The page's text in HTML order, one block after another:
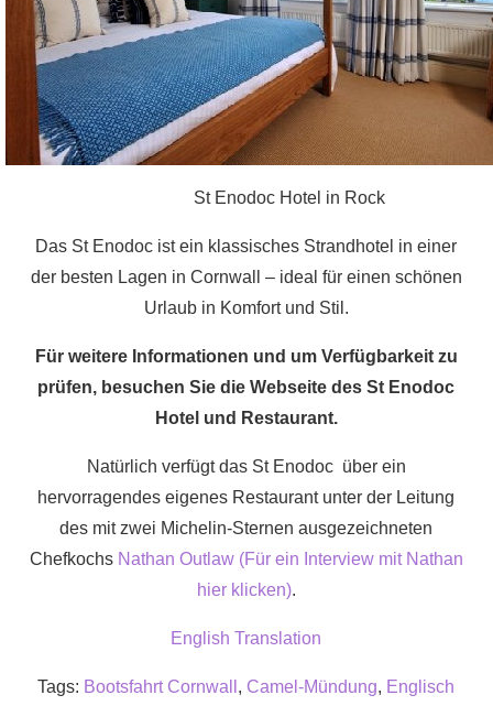
St Enodoc Hotel in Rock
Das St Enodoc ist ein klassisches Strandhotel in einer
der besten Lagen in Cornwall – ideal für einen schönen
Urlaub in Komfort und Stil.
Für weitere Informationen und um Verfügbarkeit zu
prüfen, besuchen Sie die Webseite des St Enodoc
Hotel und Restaurant.
Natürlich verfügt das St Enodoc über ein
hervorragendes eigenes Restaurant unter der Leitung
des mit zwei Michelin-Sternen ausgezeichneten
Chefkochs Nathan Outlaw (Für ein Interview mit Nathan
hier klicken).
English Translation
Tags: Bootsfahrt Cornwall , Camel-Mündung, Englisch